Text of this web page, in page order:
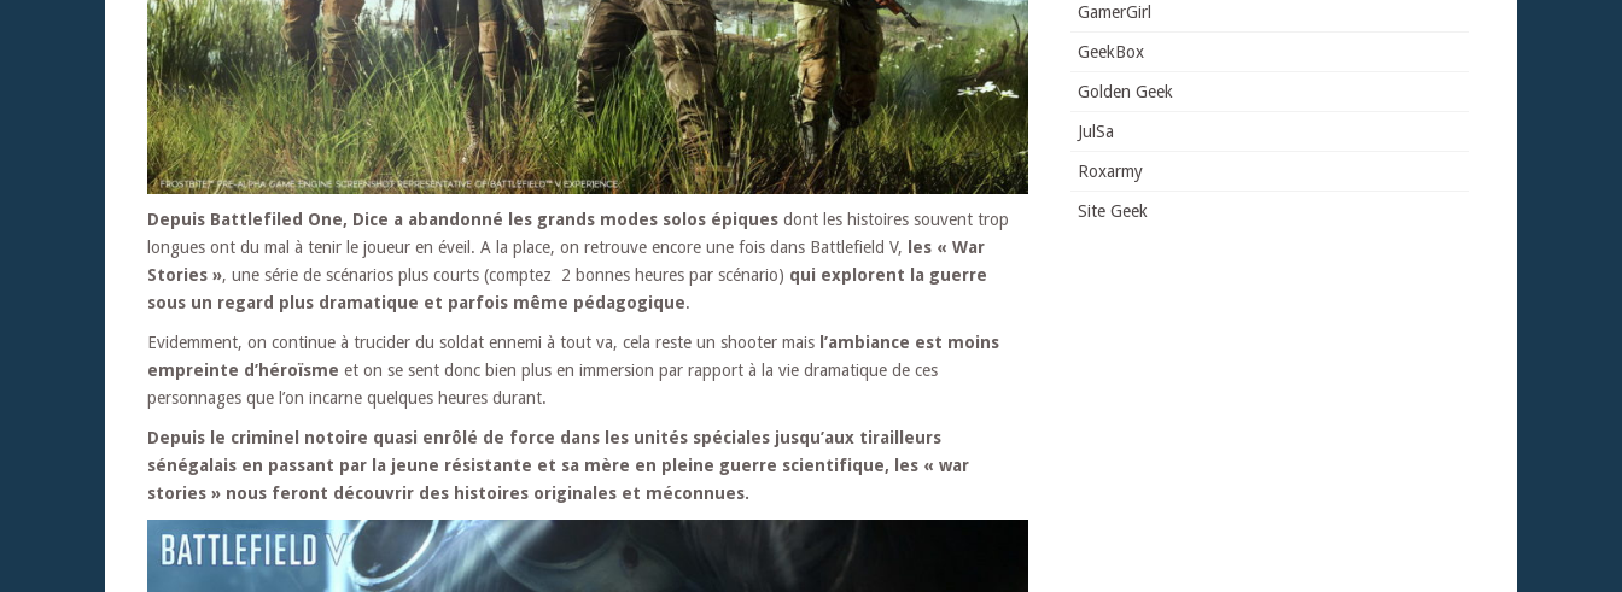
Depuis Battlefiled One, Dice a abandonné les grands modes solos épiques dont les histoires souvent trop
longues ont du mal à tenir le joueur en éveil. A la place, on retrouve encore une fois dans Battlefield V,
les « War
Stories », une série de scénarios plus courts (comptez 2 bonnes heures par scénario) qui explorent la guerre
sous un regard plus dramatique et parfois même pédagogique.
Evidemment, on continue à trucider du soldat ennemi à tout va, cela reste un shooter mais l’ambiance est moins
empreinte d’héroïsme et on se sent donc bien plus en immersion par rapport à la vie dramatique de ces
personnages que l’on incarne quelques heures durant.
Depuis le criminel notoire quasi enrôlé de force dans les unités spéciales jusqu’aux tirailleurs
sénégalais en passant par la jeune résistante et sa mère en pleine guerre scientifique, les « war
stories » nous feront découvrir des histoires originales et méconnues.
GamerGirl
GeekBox
Golden Geek
JulSa
Roxarmy
Site Geek